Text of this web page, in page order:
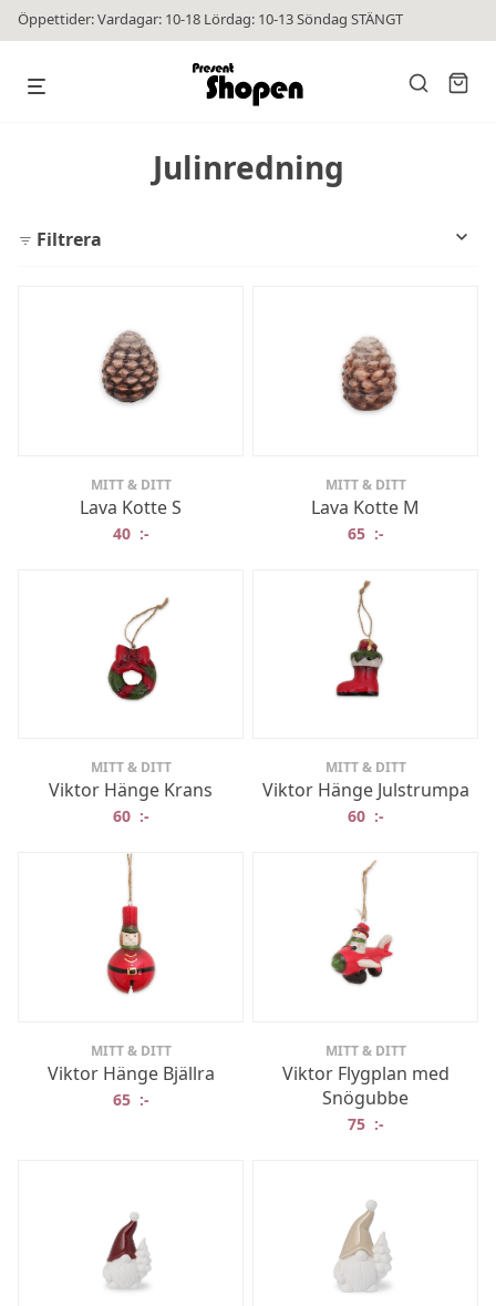
Öppettider: Vardagar: 10-18 Lördag: 10-13 Söndag STÄNGT
Julinredning
Filtrera
MITT & DITT
Lava Kotte S
40 :-
MITT & DITT
Lava Kotte M
65 :-
MITT & DITT
Viktor Hänge Krans
60 :-
MITT & DITT
Viktor Hänge Julstrumpa
60 :-
MITT & DITT
Viktor Hänge Bjällra
65 :-
MITT & DITT
Viktor Flygplan med
Snögubbe
75 :-